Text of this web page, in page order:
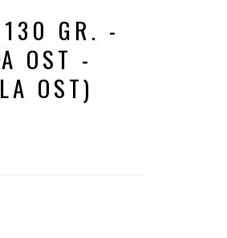
130 GR. -
OST -
OST)